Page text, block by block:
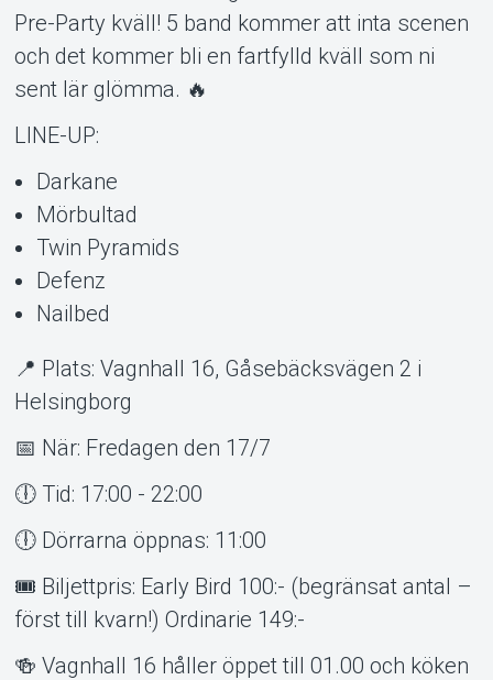
Pre-Party kväll! 5 band kommer att inta scenen
och det kommer bli en fartfylld kväll som ni
sent lär glömma. 🔥
LINE-UP:
Darkane
Mörbultad
Twin Pyramids
Defenz
Nailbed
📍 Plats: Vagnhall 16, Gåsebäcksvägen 2 i
Helsingborg
📅 När: Fredagen den 17/7
🕕 Tid: 17:00 - 22:00
🕕 Dörrarna öppnas: 11:00
🎟️ Biljettpris: Early Bird 100:- (begränsat antal –
först till kvarn!) Ordinarie 149:-
🍻 Vagnhall 16 håller öppet till 01.00 och köken